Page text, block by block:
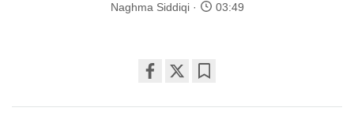
Naghma Siddiqi 03:49
on